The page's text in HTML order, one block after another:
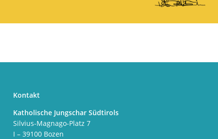
Kontakt
Katholische Jungschar Südtirols
Silvius-Magnago-Platz 7
I – 39100 Bozen